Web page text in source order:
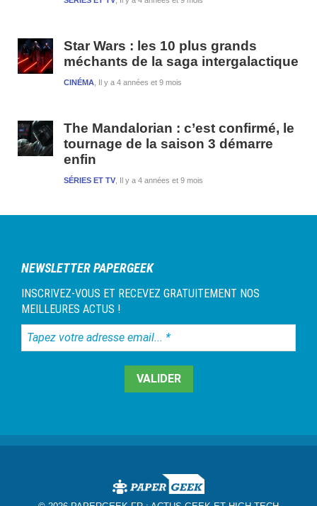
Star Wars : les 10 plus grands
méchants de la saga intergalactique
Il y a 4 années et 9 mois
CINÉMA
The Mandalorian : c’est confirmé, le
tournage de la saison 3 démarre
enfin
Il y a 4 années et 9 mois
SÉRIES ET TV
NEWSLETTER PAPERGEEK
INSCRIVEZ-VOUS ET RECEVEZ GRATUITEMENT NOS
MEILLEURES ACTUS !
Tapez
votre